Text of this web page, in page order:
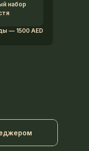
набор
— 1500 AED